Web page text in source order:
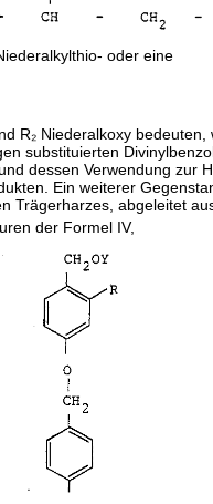
oder eine
R₂ Niederalko­xy
substituierten
dessen Verwendung zur
Ein weiterer
Träger­harzes, abgeleitet
der Formel IV,